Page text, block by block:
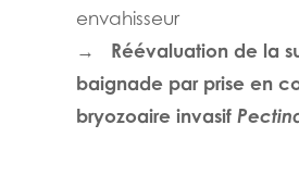
envahisseur
→ Réévaluation de la
baignade par prise en
bryozoaire invasif